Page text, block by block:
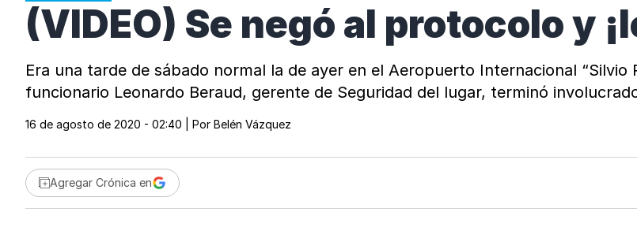
(VIDEO) Se negó al protocolo y
Era una tarde de sábado normal la de ayer en el Aeropuerto Internacional “Silvio
funcionario Leonardo Beraud, gerente de Seguridad del lugar, terminó
16 de agosto de 2020 - 02:40 | Por Belén Vázquez
Agregar Crónica en